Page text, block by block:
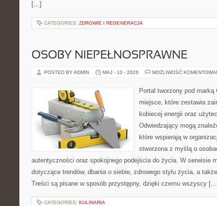
[…]
CATEGORIES: ZDROWIE I REGENERACJA
OSOBY NIEPEŁNOSPRAWNE
POSTED BY ADMIN MAJ - 10 - 2026 MOŻLIWOŚĆ
Portal tworzony pod
miejsce, które zestawia
kobiecej energii oraz
Odwiedzający mogą
które wspierają w
stworzona z myślą o
autentyczności oraz spokojnego podejścia do życia. W serwisie
dotyczące trendów, dbania o siebie, zdrowego stylu życia, a
Treści są pisane w sposób przystępny, dzięki czemu wszyscy
CATEGORIES: KULINARIA